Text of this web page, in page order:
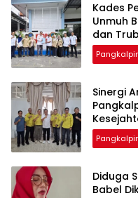
Kades
Unmuh
dan
‎Sinergi
‎Diduga
Babel